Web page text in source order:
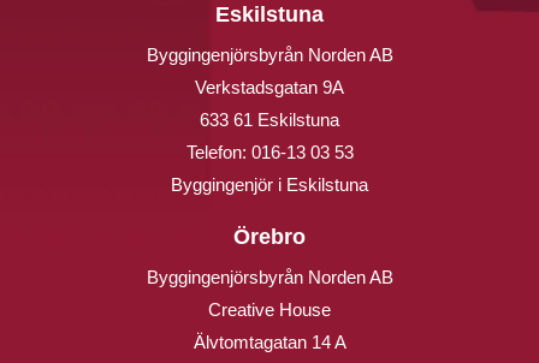
Eskilstuna
Byggingenjörsbyrån Norden AB
Verkstadsgatan 9A
633 61 Eskilstuna
Telefon: 016-13 03 53
Byggingenjör i Eskilstuna
Örebro
Byggingenjörsbyrån Norden AB
Creative House
Älvtomtagatan 14 A